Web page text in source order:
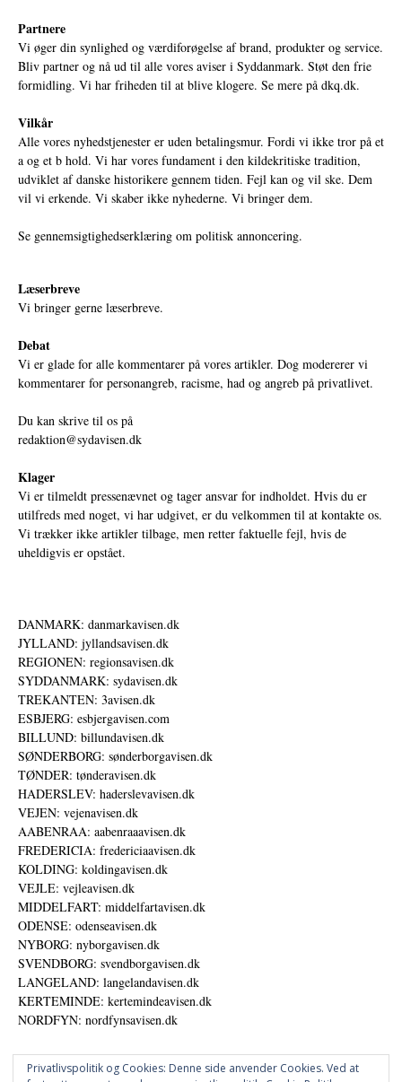
Partnere
Vi øger din synlighed og værdiforøgelse af brand, produkter og service.
Bliv partner og nå ud til alle vores aviser i Syddanmark. Støt den frie
formidling. Vi har friheden til at blive klogere. Se mere på dkq.dk.
Vilkår
Alle vores nyhedstjenester er uden betalingsmur. Fordi vi ikke tror på et
a og et b hold. Vi har vores fundament i den kildekritiske tradition,
udviklet af danske historikere gennem tiden. Fejl kan og vil ske. Dem
vil vi erkende. Vi skaber ikke nyhederne. Vi bringer dem.
Se gennemsigtighedserklæring om politisk annoncering.
Læserbreve
Vi bringer gerne læserbreve.
Debat
Vi er glade for alle kommentarer på vores artikler. Dog modererer vi
kommentarer for personangreb, racisme, had og angreb på privatlivet.
Du kan skrive til os på
redaktion@sydavisen.dk
Klager
Vi er tilmeldt pressenævnet og tager ansvar for indholdet. Hvis du er
utilfreds med noget, vi har udgivet, er du velkommen til at kontakte os.
Vi trækker ikke artikler tilbage, men retter faktuelle fejl, hvis de
uheldigvis er opstået.
DANMARK: danmarkavisen.dk
JYLLAND: jyllandsavisen.dk
REGIONEN: regionsavisen.dk
SYDDANMARK: sydavisen.dk
TREKANTEN: 3avisen.dk
ESBJERG: esbjergavisen.com
BILLUND: billundavisen.dk
SØNDERBORG: sønderborgavisen.dk
TØNDER: tønderavisen.dk
HADERSLEV: haderslevavisen.dk
VEJEN: vejenavisen.dk
AABENRAA: aabenraaavisen.dk
FREDERICIA: fredericiaavisen.dk
KOLDING: koldingavisen.dk
VEJLE: vejleavisen.dk
MIDDELFART: middelfartavisen.dk
ODENSE: odenseavisen.dk
NYBORG: nyborgavisen.dk
SVENDBORG: svendborgavisen.dk
LANGELAND: langelandavisen.dk
KERTEMINDE: kertemindeavisen.dk
NORDFYN: nordfynsavisen.dk
Privatlivspolitik og Cookies: Denne side anvender Cookies. Ved at